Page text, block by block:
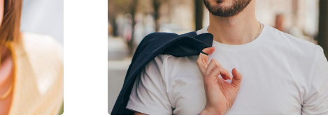
Sport
Cyclisme, Course à pied, Randonnée, VTT
SF9326 7SFA 99